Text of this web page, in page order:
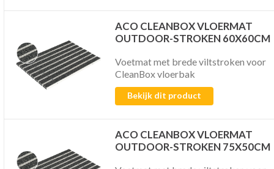
ACO CLEANBOX VLOERMAT
OUTDOOR-STROKEN 60X60CM
Voetmat met brede viltstroken voor
CleanBox vloerbak
Bekijk dit product
ACO CLEANBOX VLOERMAT
OUTDOOR-STROKEN 75X50CM